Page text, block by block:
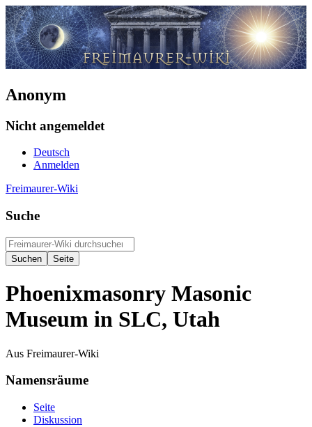
Anonym
Nicht angemeldet
Deutsch
Anmelden
Freimaurer-Wiki
Suche
Phoenixmasonry Masonic
Museum in SLC, Utah
Aus Freimaurer-Wiki
Namensräume
Seite
Diskussion